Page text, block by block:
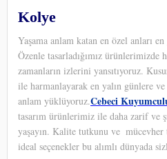
Kolye
Yaşama anlam katan en özel anları
Özenle tasarladığımız ürünlerimizde
zamanların izlerini yansıtıyoruz.
ile harmanlayarak en yalın günlere
anlam yüklüyoruz.Cebeci
tasarım ürünlerimiz ile daha zarif ve
yaşayın. Kalite tutkunu ve mücevher
ideal seçenekler bu alımlı dünyada